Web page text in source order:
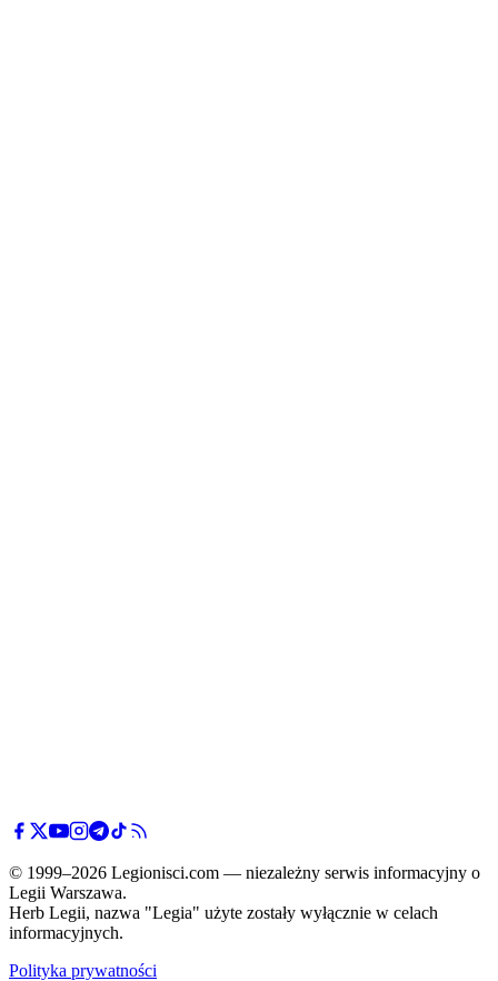
© 1999–2026 Legionisci.com — niezależny serwis informacyjny o
Legii Warszawa.
Herb Legii, nazwa "Legia" użyte zostały wyłącznie w celach
informacyjnych.
Polityka prywatności